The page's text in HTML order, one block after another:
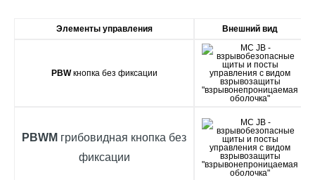
Элементы управления Внешний вид
PBWкнопка без фиксации
PBWM грибовидная кнопка без
фиксации